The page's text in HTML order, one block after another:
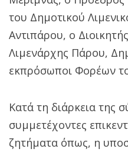
του Δημοτικού
Αντιπάρου, ο
Λιμενάρχης Πάρου,
εκπρόσωποι Φορέων
Κατά τη διάρκεια της
συμμετέχοντες
ζητήματα όπως, η